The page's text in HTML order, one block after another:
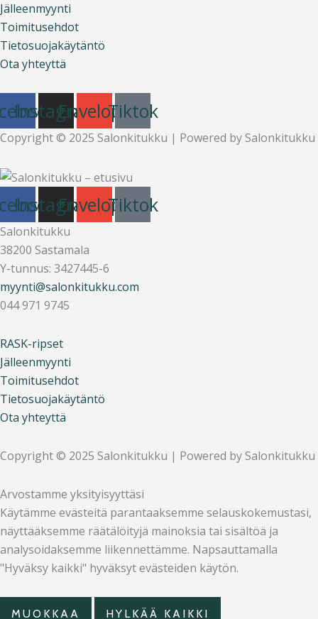
Jälleenmyynti
Toimitusehdot
Tietosuojakäytäntö
Ota yhteyttä
Instagram
EnvelopeTiktok
Copyright © 2025 Salonkitukku | Powered by Salonkitukku
Instagram
EnvelopeTiktok
Salonkitukku
38200 Sastamala
Y-tunnus: 3427445-6
myynti@salonkitukku.com
044 971 9745
RASK-ripset
Jälleenmyynti
Toimitusehdot
Tietosuojakäytäntö
Ota yhteyttä
Copyright © 2025 Salonkitukku | Powered by Salonkitukku
Arvostamme yksityisyyttäsi
Käytämme evästeitä parantaaksemme selauskokemustasi,
näyttääksemme räätälöityjä mainoksia tai sisältöä ja
analysoidaksemme liikennettämme. Napsauttamalla
"Hyväksy kaikki" hyväksyt evästeiden käytön.
MUOKKAA HYLKÄÄ KAIKKI